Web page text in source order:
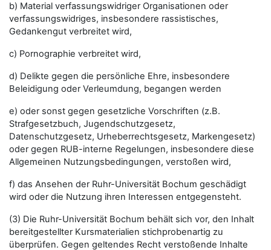
b) Material verfassungswidriger Organisationen oder
verfassungswidriges, insbesondere rassistisches,
Gedankengut verbreitet wird,
c) Pornographie verbreitet wird,
d) Delikte gegen die persönliche Ehre, insbesondere
Beleidigung oder Verleumdung, begangen werden
e) oder sonst gegen gesetzliche Vorschriften (z.B.
Strafgesetzbuch, Jugendschutzgesetz,
Datenschutzgesetz, Urheberrechtsgesetz, Markengesetz)
oder gegen RUB-interne Regelungen, insbesondere diese
Allgemeinen Nutzungsbedingungen, verstoßen wird,
f) das Ansehen der Ruhr-Universität Bochum geschädigt
wird oder die Nutzung ihren Interessen entgegensteht.
(3) Die Ruhr-Universität Bochum behält sich vor, den Inhalt
bereitgestellter Kursmaterialien stichprobenartig zu
überprüfen. Gegen geltendes Recht verstoßende Inhalte